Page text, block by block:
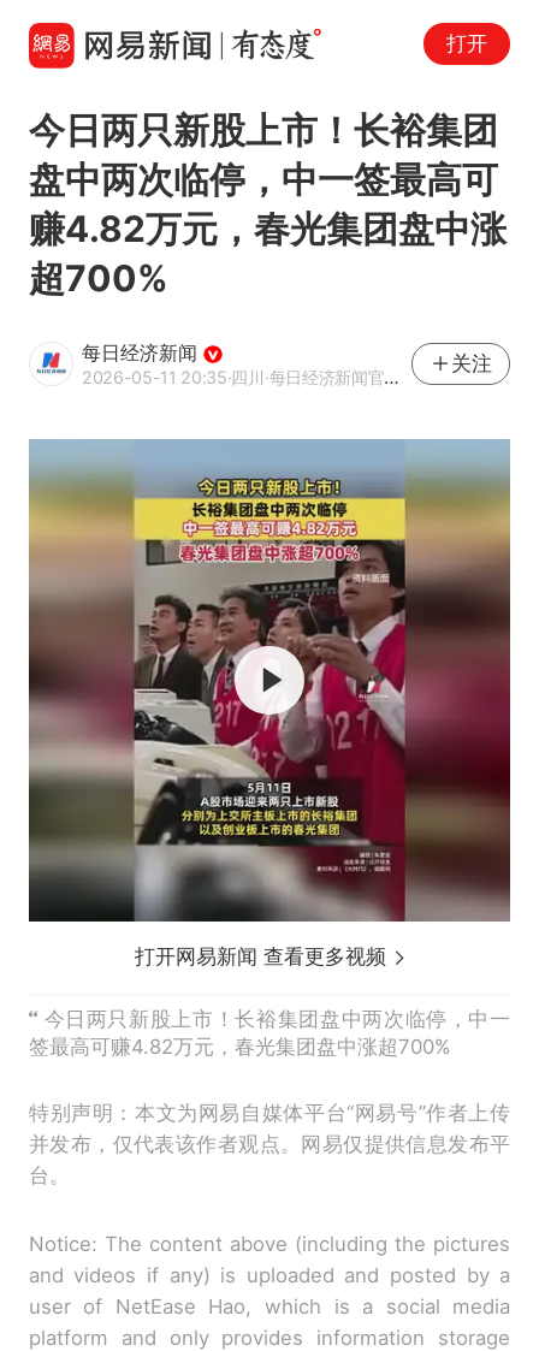
打开
今日两只新股上市！长裕集团
盘中两次临停，中一签最高可
赚4.82万元，春光集团盘中涨
超700%
每日经济新闻
2026-05-11 20:35·四川·每日经济新闻官方网易号
关注
打开网易新闻 查看更多视频
今日两只新股上市！长裕集团盘中两次临停，中一
签最高可赚4.82万元，春光集团盘中涨超700%
特别声明：本文为网易自媒体平台“网易号”作者上传
并发布，仅代表该作者观点。网易仅提供信息发布平
台。
Notice: The content above (including the pictures
and videos if any) is uploaded and posted by a
user of NetEase Hao, which is a social media
platform and only provides information storage